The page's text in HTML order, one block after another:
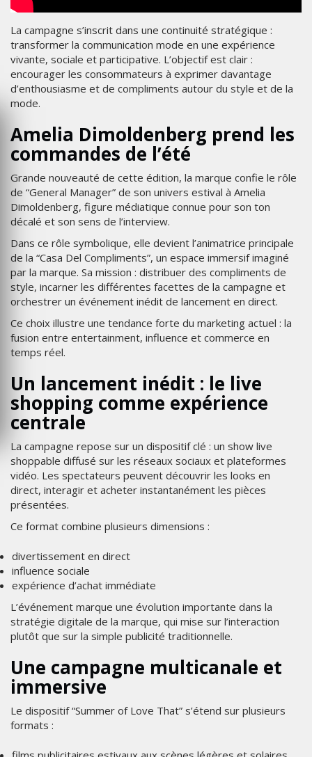
La campagne s’inscrit dans une continuité stratégique :
transformer la communication mode en une expérience
vivante, sociale et participative. L’objectif est clair :
encourager les consommateurs à exprimer davantage
d’enthousiasme et de compliments autour du style et de la
mode.
Amelia Dimoldenberg prend les
commandes de l’été
Grande nouveauté de cette édition, la marque confie le rôle
de “General Manager” de son univers estival à Amelia
Dimoldenberg, figure médiatique connue pour son ton
décalé et son sens de l’interview.
Dans ce rôle symbolique, elle devient l’animatrice principale
de la “Casa Del Compliments”, un espace immersif imaginé
par la marque. Sa mission : distribuer des compliments de
style, incarner les différentes facettes de la campagne et
orchestrer un événement inédit de lancement en direct.
Ce choix illustre une tendance forte du marketing actuel : la
fusion entre entertainment, influence et commerce en
temps réel.
Un lancement inédit : le live
shopping comme expérience
centrale
La campagne repose sur un dispositif clé : un show live
shoppable diffusé sur les réseaux sociaux et plateformes
vidéo. Les spectateurs peuvent découvrir les looks en
direct, interagir et acheter instantanément les pièces
présentées.
Ce format combine plusieurs dimensions :
divertissement en direct
influence sociale
expérience d’achat immédiate
L’événement marque une évolution importante dans la
stratégie digitale de la marque, qui mise sur l’interaction
plutôt que sur la simple publicité traditionnelle.
Une campagne multicanale et
immersive
Le dispositif “Summer of Love That” s’étend sur plusieurs
formats :